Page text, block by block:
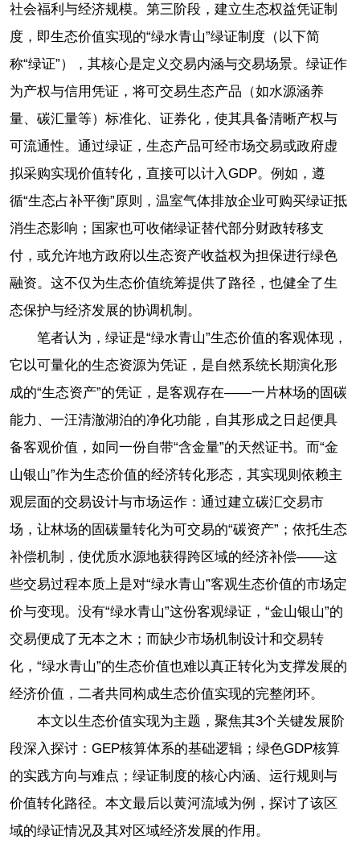
社会福利与经济规模。第三阶段，建立生态权益凭证制
度，即生态价值实现的“绿水青山”绿证制度（以下简
称“绿证”），其核心是定义交易内涵与交易场景。绿证作
为产权与信用凭证，将可交易生态产品（如水源涵养
量、碳汇量等）标准化、证券化，使其具备清晰产权与
可流通性。通过绿证，生态产品可经市场交易或政府虚
拟采购实现价值转化，直接可以计入GDP。例如，遵
循“生态占补平衡”原则，温室气体排放企业可购买绿证抵
消生态影响；国家也可收储绿证替代部分财政转移支
付，或允许地方政府以生态资产收益权为担保进行绿色
融资。这不仅为生态价值统筹提供了路径，也健全了生
态保护与经济发展的协调机制。
笔者认为，绿证是“绿水青山”生态价值的客观体现，
它以可量化的生态资源为凭证，是自然系统长期演化形
成的“生态资产”的凭证，是客观存在——一片林场的固碳
能力、一汪清澈湖泊的净化功能，自其形成之日起便具
备客观价值，如同一份自带“含金量”的天然证书。而“金
山银山”作为生态价值的经济转化形态，其实现则依赖主
观层面的交易设计与市场运作：通过建立碳汇交易市
场，让林场的固碳量转化为可交易的“碳资产”；依托生态
补偿机制，使优质水源地获得跨区域的经济补偿——这
些交易过程本质上是对“绿水青山”客观生态价值的市场定
价与变现。没有“绿水青山”这份客观绿证，“金山银山”的
交易便成了无本之木；而缺少市场机制设计和交易转
化，“绿水青山”的生态价值也难以真正转化为支撑发展的
经济价值，二者共同构成生态价值实现的完整闭环。
本文以生态价值实现为主题，聚焦其3个关键发展阶
段深入探讨：GEP核算体系的基础逻辑；绿色GDP核算
的实践方向与难点；绿证制度的核心内涵、运行规则与
价值转化路径。本文最后以黄河流域为例，探讨了该区
域的绿证情况及其对区域经济发展的作用。